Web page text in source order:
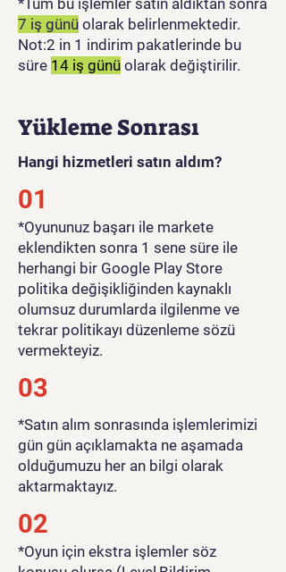
7 iş günü olarak belirlenmektedir.
Not:2 in 1 indirim pakatlerinde bu
süre 14 iş günü olarak değiştirilir.
Yükleme Sonrası
Hangi hizmetleri satın aldım?
01
​*Oyununuz başarı ile markete
eklendikten sonra 1 sene süre ile
herhangi bir Google Play Store
politika değişikliğinden kaynaklı
olumsuz durumlarda ilgilenme ve
tekrar politikayı düzenleme sözü
vermekteyiz.
03
*Satın alım sonrasında işlemlerimizi
gün gün açıklamakta ne aşamada
olduğumuzu her an bilgi olarak
aktarmaktayız.
02
*Oyun için ekstra işlemler söz